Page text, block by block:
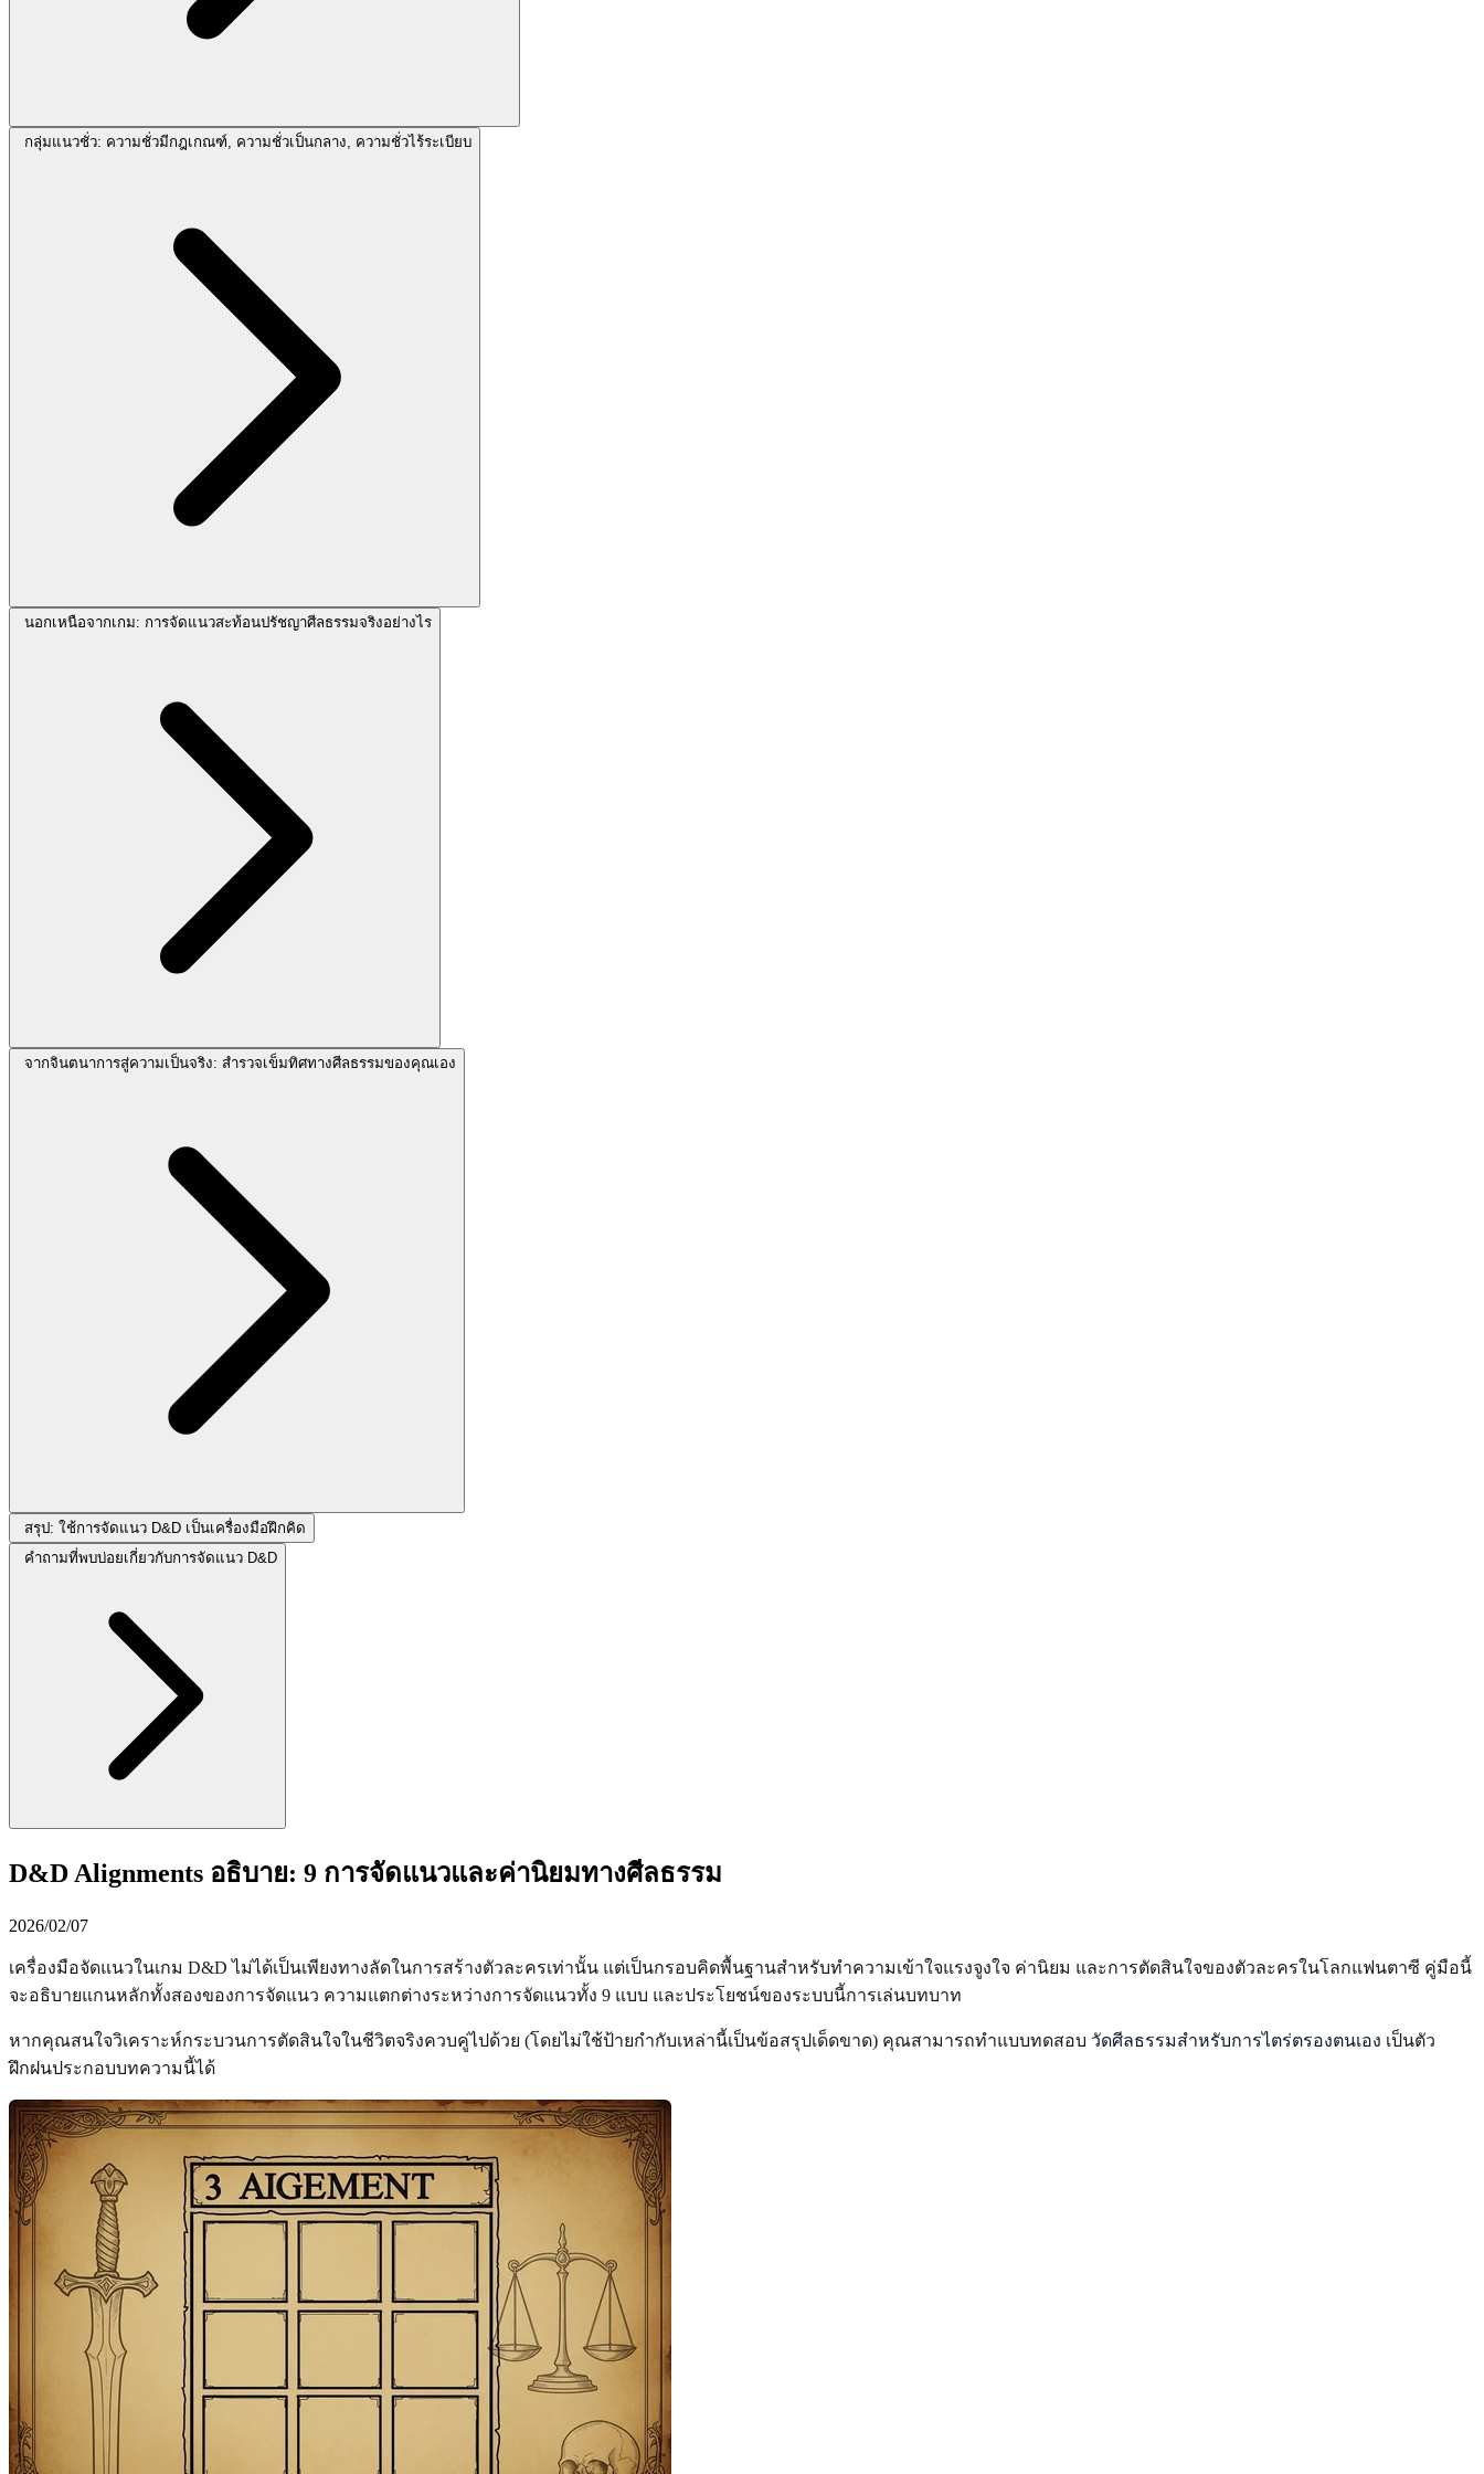
กลุ่มแนวชั่ว: ความชั่วมีกฎเกณฑ์, ความชั่วเป็นกลาง, ความชั่วไร้ระเบียบ
นอกเหนือจากเกม: การจัดแนวสะท้อนปรัชญาศีลธรรมจริงอย่างไร
จากจินตนาการสู่ความเป็นจริง: สำรวจเข็มทิศทางศีลธรรมของคุณเอง
สรุป: ใช้การจัดแนว D&D เป็นเครื่องมือฝึกคิด
คำถามที่พบบ่อยเกี่ยวกับการจัดแนว D&D
D&D Alignments อธิบาย: 9 การจัดแนวและค่านิยมทางศีลธรรม
2026/02/07
เครื่องมือจัดแนวในเกม D&D ไม่ได้เป็นเพียงทางลัดในการสร้างตัวละครเท่านั้น แต่เป็นกรอบคิดพื้นฐานสำหรับทำความเข้าใจแรงจูงใจ ค่านิยม และการตัดสินใจของตัวละครในโลกแฟนตาซี คู่มือนี้
จะอธิบายแกนหลักทั้งสองของการจัดแนว ความแตกต่างระหว่างการจัดแนวทั้ง 9 แบบ และประโยชน์ของระบบนี้การเล่นบทบาท
หากคุณสนใจวิเคราะห์กระบวนการตัดสินใจในชีวิตจริงควบคู่ไปด้วย (โดยไม่ใช้ป้ายกำกับเหล่านี้เป็นข้อสรุปเด็ดขาด) คุณสามารถทำแบบทดสอบ วัดศีลธรรมสำหรับการไตร่ตรองตนเอง เป็นตัว
ฝึกฝนประกอบบทความนี้ได้